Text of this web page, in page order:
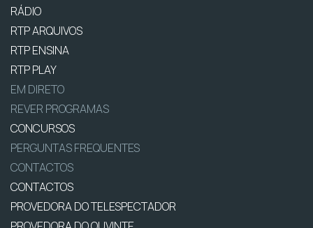
RÁDIO
RTP ARQUIVOS
RTP ENSINA
RTP PLAY
EM DIRETO
REVER PROGRAMAS
CONCURSOS
PERGUNTAS FREQUENTES
CONTACTOS
CONTACTOS
PROVEDORA DO TELESPECTADOR